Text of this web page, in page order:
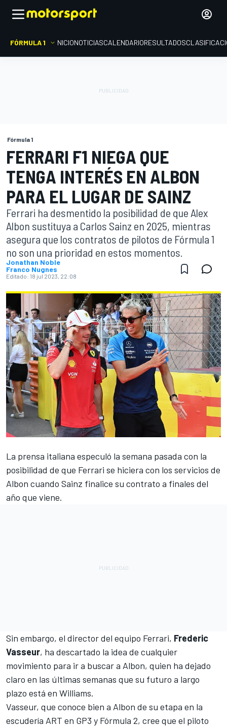
FÓRMULA 1 INICIONOTICIASCALENDARIORESULTADOS
Fórmula 1
FERRARI F1 NIEGA QUE
TENGA INTERÉS EN ALBON
PARA EL LUGAR DE SAINZ
Ferrari ha desmentido la posibilidad de que Alex
Albon sustituya a Carlos Sainz en 2025, mientras
asegura que los contratos de pilotos de Fórmula 1
no son una prioridad en estos momentos.
Jonathan Noble
Franco Nugnes
Editado: 18 jul 2023, 22:08
La prensa italiana especuló la semana pasada con la
posibilidad de que Ferrari se hiciera con los servicios de
Albon cuando Sainz finalice su contrato a finales del
año que viene.
Sin embargo, el director del equipo Ferrari, Frederic
Vasseur, ha descartado la idea de cualquier
movimiento para ir a buscar a Albon, quien ha dejado
claro en las últimas semanas que su futuro a largo
plazo está en Williams.
Vasseur, que conoce bien a Albon de su etapa en la
escudería ART en GP3 y Fórmula 2, cree que el piloto